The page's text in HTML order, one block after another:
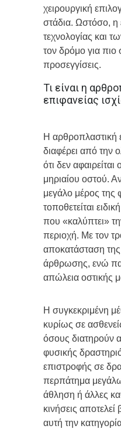
χειρουργική
στάδια. Ωστόσο, η
τεχνολογίας και
τον δρόμο για πιο
προσεγγίσεις.
Τι είναι η
επιφανείας
Η αρθροπλαστική
διαφέρει από την
ότι δεν
μηριαίου οστού.
μεγάλο μέρος της
τοποθετείται
που «καλύπτει»
περιοχή. Με τον
αποκατάσταση της
άρθρωσης, ενώ
απώλεια οστικής
Η συγκεκριμένη
κυρίως σε
όσους διατηρούν
φυσικής
επιστροφής σε
περπάτημα
άθληση ή άλλες
κινήσεις
αυτή την